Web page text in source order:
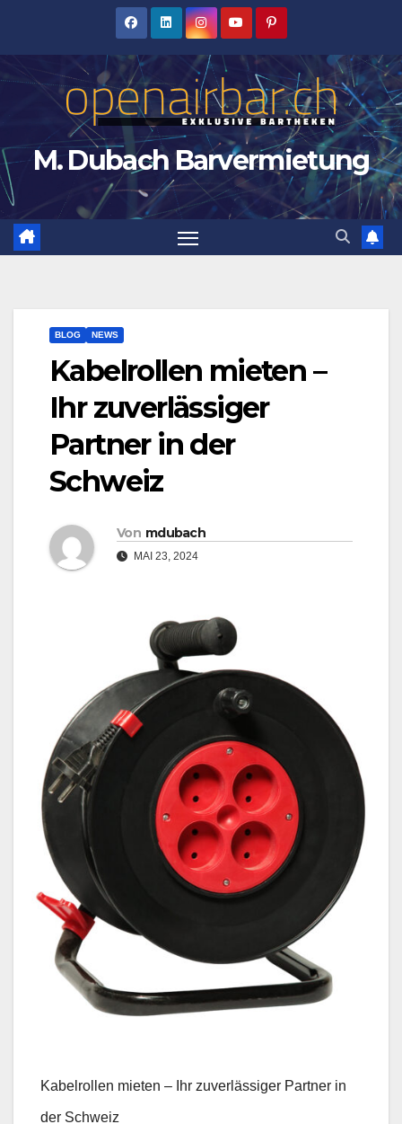
M. Dubach Barvermietung
BLOG NEWS
Kabelrollen mieten –
Ihr zuverlässiger
Partner in der
Schweiz
Von mdubach
MAI 23, 2024
Kabelrollen mieten – Ihr zuverlässiger Partner in
der Schweiz